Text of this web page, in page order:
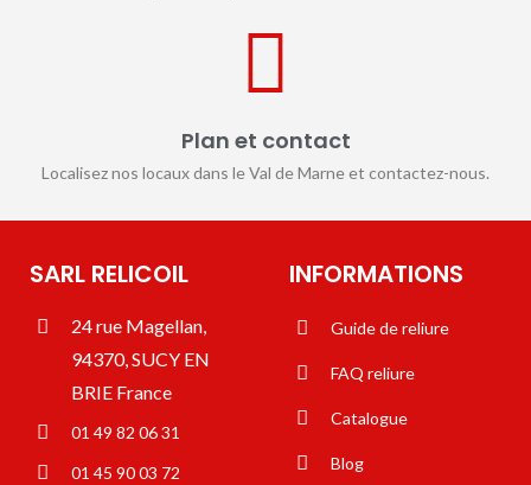
Plan et contact
Localisez nos locaux dans le Val de Marne et contactez-nous.
SARL RELICOIL
24 rue Magellan,
94370, SUCY EN
BRIE France
01 49 82 06 31
01 45 90 03 72
INFORMATIONS
Guide de reliure
FAQ reliure
Catalogue
Blog